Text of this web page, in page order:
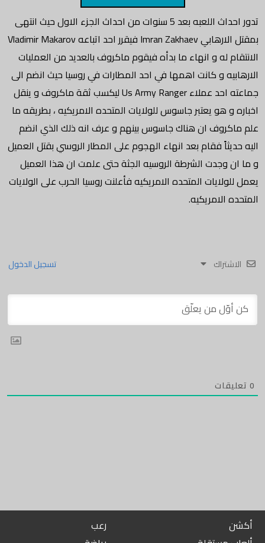
تدور احداث اللعبه بعد 5 سنوات من احداث الجزء الاول حيث انتهى
بمقتل الارهابي Imran Zakhaev فيقرر احد اتباعه Vladimir Makarov
الانتقام له و انهاء ما بدأه فيقوم ماكروف بالعديد من العمليات
الارهابيه و كانت اهمها في احد المطارات في روسيا حيث انضم الى
جماعته احد عملاء Us Army Ranger ليكسب ثقة ماكروف و ينقل
اخباره و هو يعتبر جاسوس للولايات المتحده الامريكيه ، بطريقه ما
علم ماكروف ان هناك جاسوس بينهم و عرف انه ذلك الذي انضم
اليه حديثاً فقام بعد انهاء الهجوم على المطار الروسي بقتل العميل
و ما ان وجدت الشرطة الروسيه الجثة حتى علمت ان هذا العميل
يعمل للولايات المتحده الامريكيه فأعلنت روسيا الحرب على الولايات
المتحده الامريكيه.
الاشتراك تسجيل الدخول
0 تعليقات
أكشن
رعب